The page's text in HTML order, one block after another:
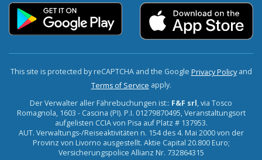
This site is protected by reCAPTCHA and the Google Privacy Policyand
Terms of Service apply.
Der Verwalter aller Fährebuchungen ist:: F&F srl, via Tosco
Romagnola, 1603 - Cascina (PI). P.I. 01279870495, Veranstaltungsort
aufgelisten CCIA von Pisa auf Platz # 137953.
AUT. Verwaltungs-/Reiseaktivitäten n. 154 des 4. Mai 2000 von der
Provinz von Livorno ausgestellt. Aktie Capital 20.800 Euro;
Versicherungspolice Allianz Nr. 732864315